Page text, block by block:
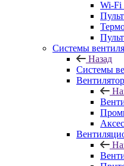
Wi-Fi
Системы
Назад
Системы